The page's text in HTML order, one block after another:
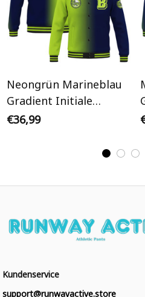
Neongrün Marineblau
Gradient Initiale
Personalisiertes Varsity
€36,99
Kundenservice
support@runwayactive.store